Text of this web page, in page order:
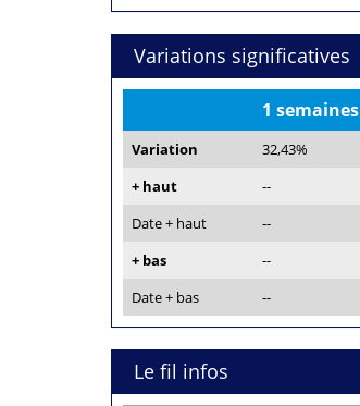
Variations significatives
1 semaines
Variation 32,43%
+ haut
--
Date + haut
--
+ bas
--
Date + bas
--
Le fil infos